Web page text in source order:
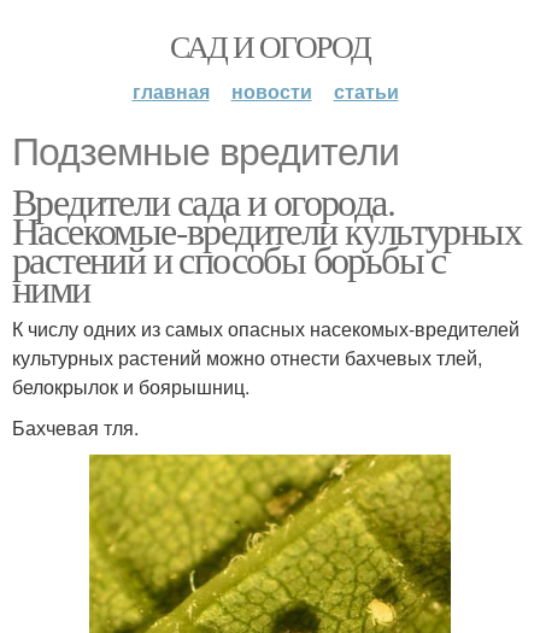
САД И ОГОРОД
главная новости статьи
Подземные вредители
Вредители сада и огорода.
Насекомые-вредители культурных
растений и способы борьбы с
ними
К числу одних из самых опасных насекомых-вредителей
культурных растений можно отнести бахчевых тлей,
белокрылок и боярышниц.
Бахчевая тля.